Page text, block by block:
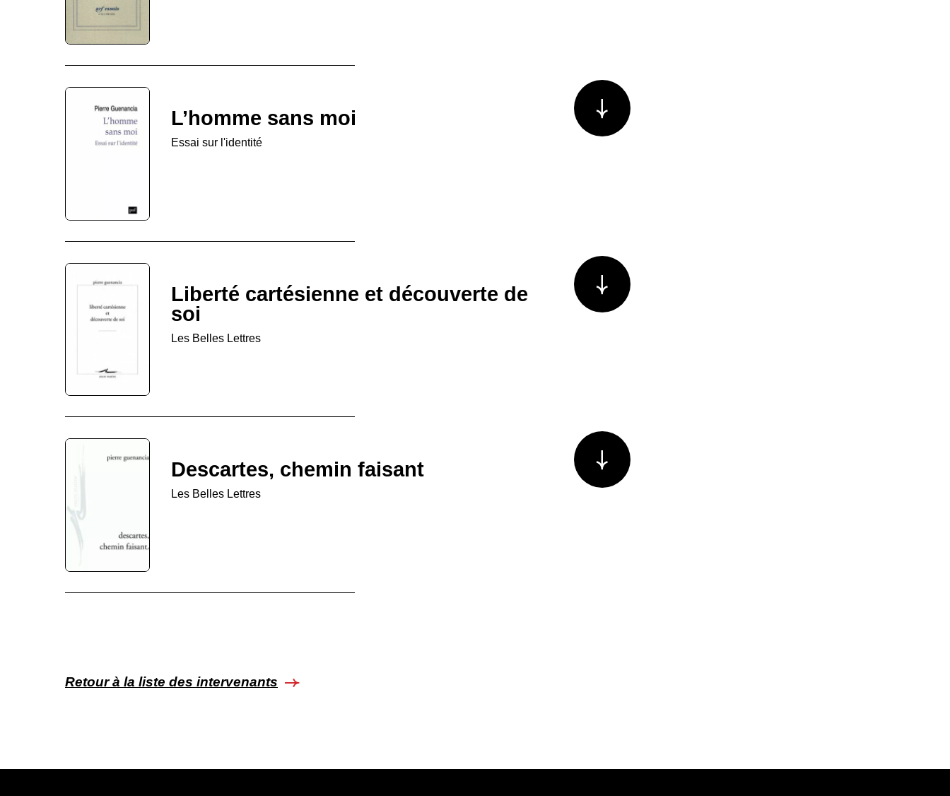
L’homme sans moi
Essai sur l'identité
Voir plus/moins d'information sur le livre
Liberté cartésienne et découverte de
soi
Les Belles Lettres
Voir plus/moins d'information sur le livre
Descartes, chemin faisant
Les Belles Lettres
Voir plus/moins d'information sur le livre
Retour à la liste des intervenants